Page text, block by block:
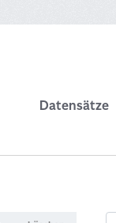
Datensätze